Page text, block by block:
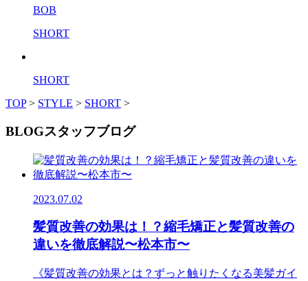
BOB
SHORT
SHORT
TOP> STYLE > SHORT >
BLOGスタッフブログ
2023.07.02
髪質改善の効果は！？縮毛矯正と髪質改善の
違いを徹底解説〜松本市〜
《髪質改善の効果とは？ずっと触りたくなる美髪ガイ